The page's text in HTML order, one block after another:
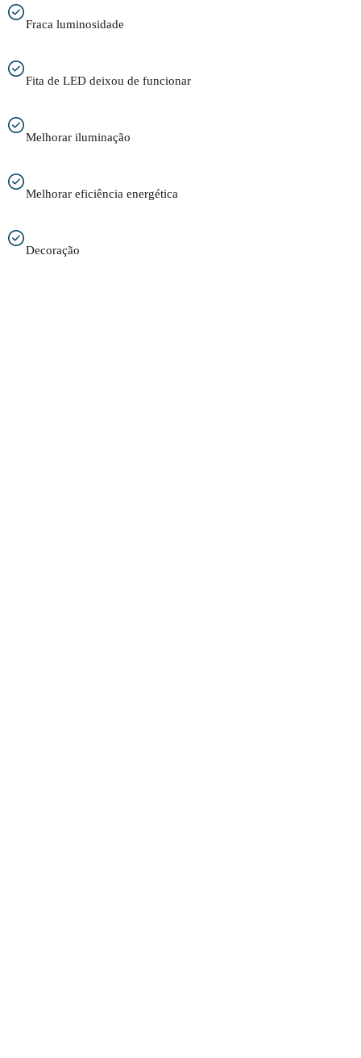
Fraca luminosidade
Fita de LED deixou de funcionar
Melhorar iluminação
Melhorar eficiência energética
Decoração